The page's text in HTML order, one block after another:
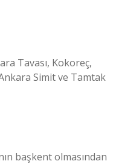
Tavası, Kokoreç,
Simit ve Tamtak
başkent olmasından